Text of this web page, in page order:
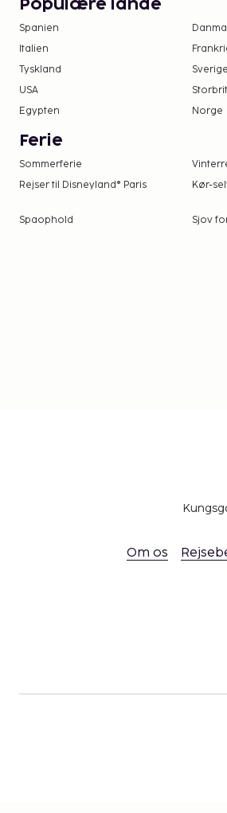
måltid på restauranten.
Populære lande
Spanien
Italien
Tyskland
Sverige
USA
Egypten
Norge
Ferie
Sommerferie
Rejser til Disneyland® Paris
Kør-
Spaophold Sjov
Om os